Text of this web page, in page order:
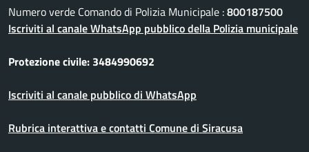
Numero verde Comando di Polizia Municipale :800187500
Iscriviti al canale WhatsApp pubblico della Polizia municipale
Protezione civile: 3484990692
Iscriviti al canale pubblico di WhatsApp
Rubrica interattiva e contatti Comune di Siracusa